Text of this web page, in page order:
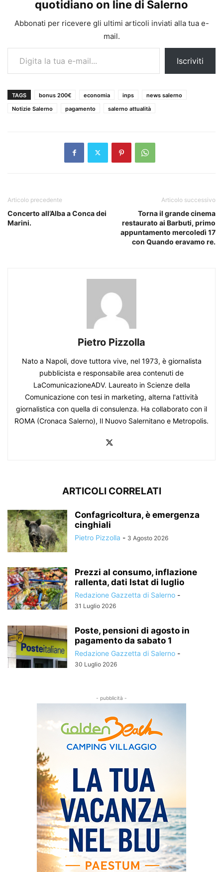
quotidiano on line di Salerno
Abbonati per ricevere gli ultimi articoli inviati alla tua e-
mail.
Digita la tua e-mail...
Iscriviti
TAGS bonus 200€ economia inps
news salerno
Notizie Salerno
pagamento salerno attualità
Articolo precedente
Concerto all’Alba a Conca dei
Marini.
Articolo successivo
Torna il grande cinema
restaurato ai Barbuti, primo
appuntamento mercoledì 17
con Quando eravamo re.
Pietro Pizzolla
Nato a Napoli, dove tuttora vive, nel 1973, è giornalista
pubblicista e responsabile area contenuti de
LaComunicazioneADV. Laureato in Scienze della
Comunicazione con tesi in marketing, alterna l'attività
giornalistica con quella di consulenza. Ha collaborato con il
ROMA (Cronaca Salerno), Il Nuovo Salernitano e Metropolis.
ARTICOLI CORRELATI
Confagricoltura, è emergenza
cinghiali
Pietro Pizzolla - 3 Agosto 2026
Prezzi al consumo, inflazione
rallenta, dati Istat di luglio
Redazione Gazzetta di Salerno -
31 Luglio 2026
Poste, pensioni di agosto in
pagamento da sabato 1
Redazione Gazzetta di Salerno -
30 Luglio 2026
- pubblicità -